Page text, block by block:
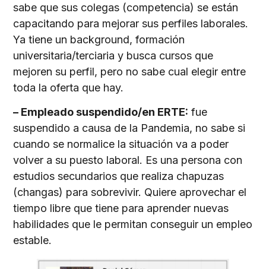
sabe que sus colegas (competencia) se están
capacitando para mejorar sus perfiles laborales.
Ya tiene un background, formación
universitaria/terciaria y busca cursos que
mejoren su perfil, pero no sabe cual elegir entre
toda la oferta que hay.
– Empleado suspendido/en ERTE: fue
suspendido a causa de la Pandemia, no sabe si
cuando se normalice la situación va a poder
volver a su puesto laboral. Es una persona con
estudios secundarios que realiza chapuzas
(changas) para sobrevivir. Quiere aprovechar el
tiempo libre que tiene para aprender nuevas
habilidades que le permitan conseguir un empleo
estable.